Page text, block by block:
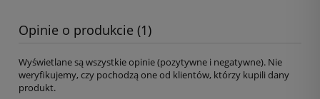
Opinie o produkcie (1)
Wyświetlane są wszystkie opinie (pozytywne i negatywne). Nie
weryfikujemy, czy pochodzą one od klientów, którzy kupili dany
produkt.